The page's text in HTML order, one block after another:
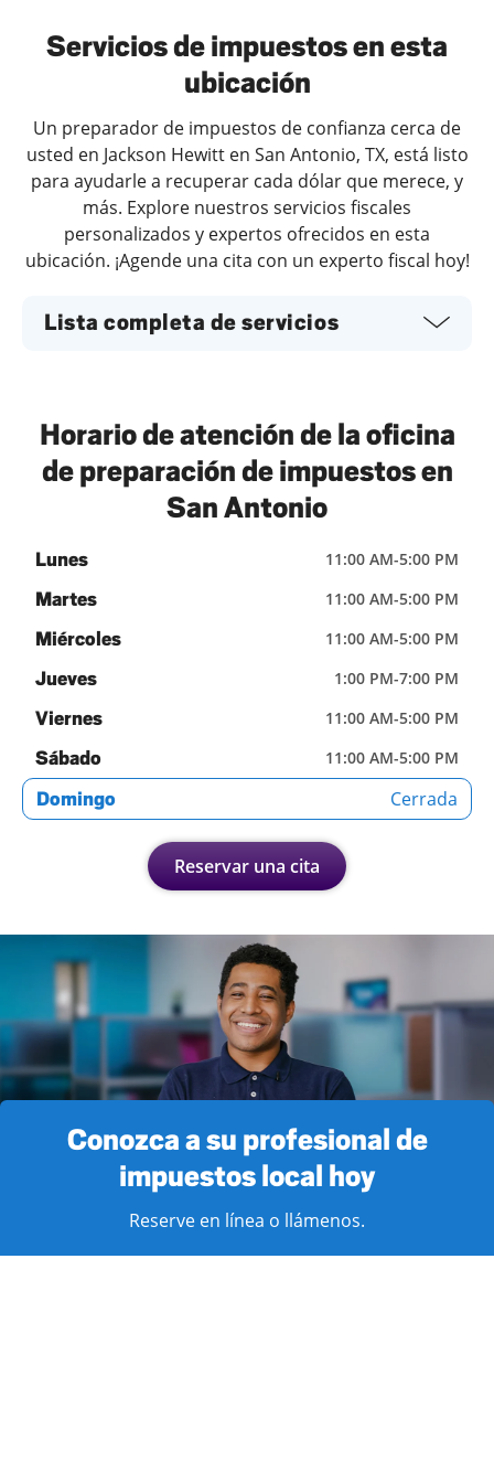
Servicios de impuestos en esta
ubicación
Un preparador de impuestos de confianza cerca de
usted en Jackson Hewitt en San Antonio, TX, está listo
para ayudarle a recuperar cada dólar que merece, y
más. Explore nuestros servicios fiscales
personalizados y expertos ofrecidos en esta
ubicación. ¡Agende una cita con un experto fiscal hoy!
Lista completa de servicios
Horario de atención de la oficina
de preparación de impuestos en
San Antonio
Lunes 11:00 AM-5:00 PM
Martes 11:00 AM-5:00 PM
Miércoles 11:00 AM-5:00 PM
Jueves 1:00 PM-7:00 PM
Viernes 11:00 AM-5:00 PM
Sábado 11:00 AM-5:00 PM
Domingo Cerrada
Reservar una cita
Conozca a su profesional de
impuestos local hoy
Reserve en línea o llámenos.